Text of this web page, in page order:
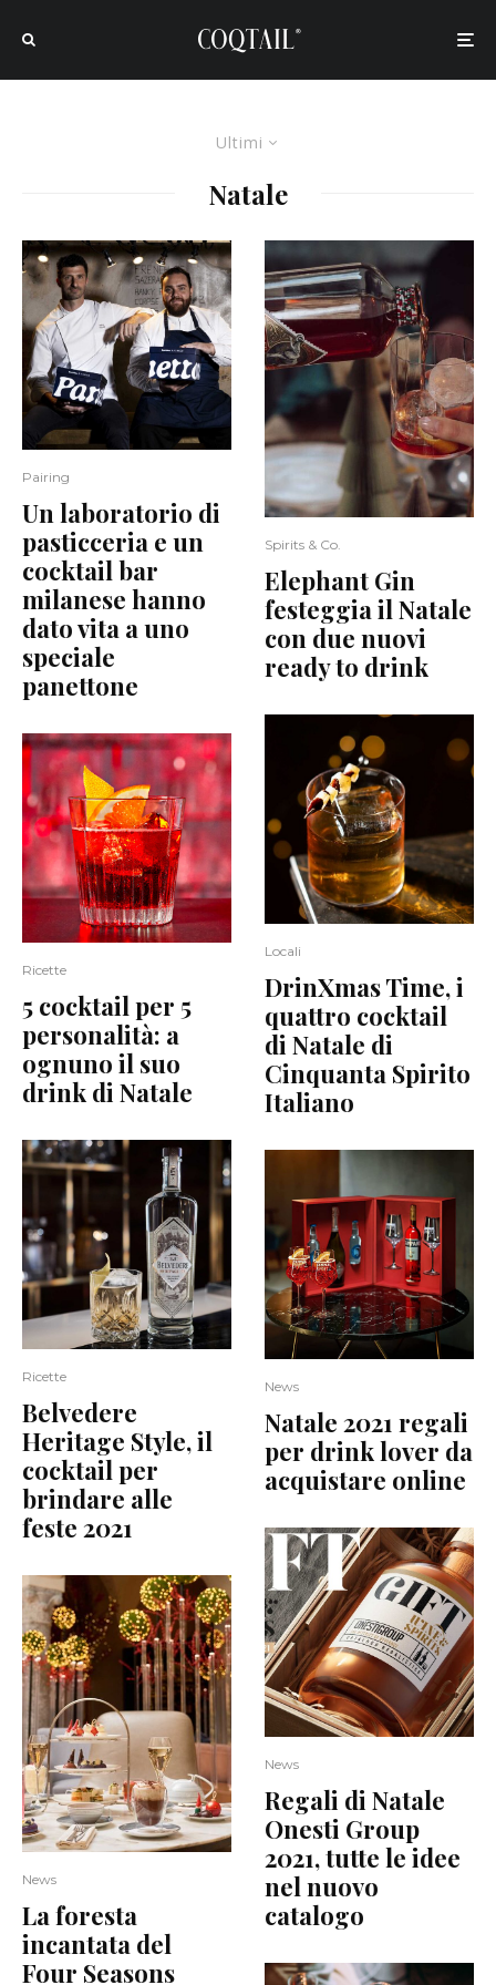
Ultimi
Natale
Pairing
Un laboratorio di
pasticceria e un
cocktail bar
milanese hanno
dato vita a uno
speciale
panettone
Ricette
5 cocktail per 5
personalità: a
ognuno il suo
drink di Natale
Ricette
Belvedere
Heritage Style, il
cocktail per
brindare alle
feste 2021
News
La foresta
incantata del
Four Seasons
Spirits & Co.
Elephant Gin
festeggia il Natale
con due nuovi
ready to drink
Locali
DrinXmas Time, i
quattro cocktail
di Natale di
Cinquanta Spirito
Italiano
News
Natale 2021 regali
per drink lover da
acquistare online
News
Regali di Natale
Onesti Group
2021, tutte le idee
nel nuovo
catalogo